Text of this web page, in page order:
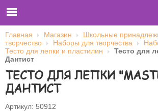
Главная
Футболки
Толстовки (кенгурушки)
Свитшоты
Лонгсливы
Бейсболки
Главная Магазин
Школьные
творчество
Наборы для творчества
Тесто для лепки и пластилин
Тесто для
Дантист
ТЕСТО ДЛЯ ЛЕПКИ
ДАНТИСТ
Артикул: 50912